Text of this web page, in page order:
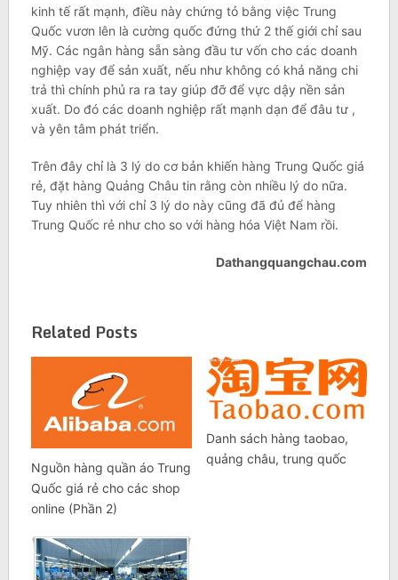
kinh tế rất mạnh, điều này chứng tỏ bằng việc Trung
Quốc vươn lên là cường quốc đứng thứ 2 thế giới chỉ sau
Mỹ. Các ngân hàng sẵn sàng đầu tư vốn cho các doanh
nghiệp vay để sản xuất, nếu như không có khả năng chi
trả thì chính phủ ra ra tay giúp đỡ để vực dậy nền sản
xuất. Do đó các doanh nghiệp rất mạnh dạn để đâu tư ,
và yên tâm phát triển.
Trên đây chỉ là 3 lý do cơ bản khiến hàng Trung Quốc giá
rẻ, đặt hàng Quảng Châu tin rằng còn nhiều lý do nữa.
Tuy nhiên thì với chỉ 3 lý do này cũng đã đủ để hàng
Trung Quốc rẻ như cho so với hàng hóa Việt Nam rồi.
Dathangquangchau.com
Related Posts
Nguồn hàng quần áo Trung
Quốc giá rẻ cho các shop
online (Phần 2)
Danh sách hàng taobao,
quảng châu, trung quốc